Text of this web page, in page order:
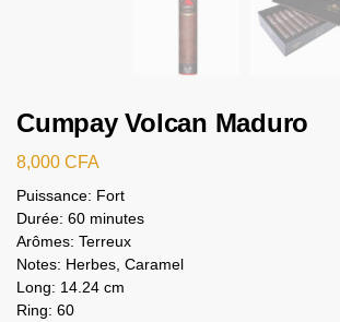
Cumpay Volcan Maduro
8,000 CFA
Puissance: Fort
Durée: 60 minutes
Arômes: Terreux
Notes: Herbes, Caramel
Long: 14.24 cm
Ring: 60